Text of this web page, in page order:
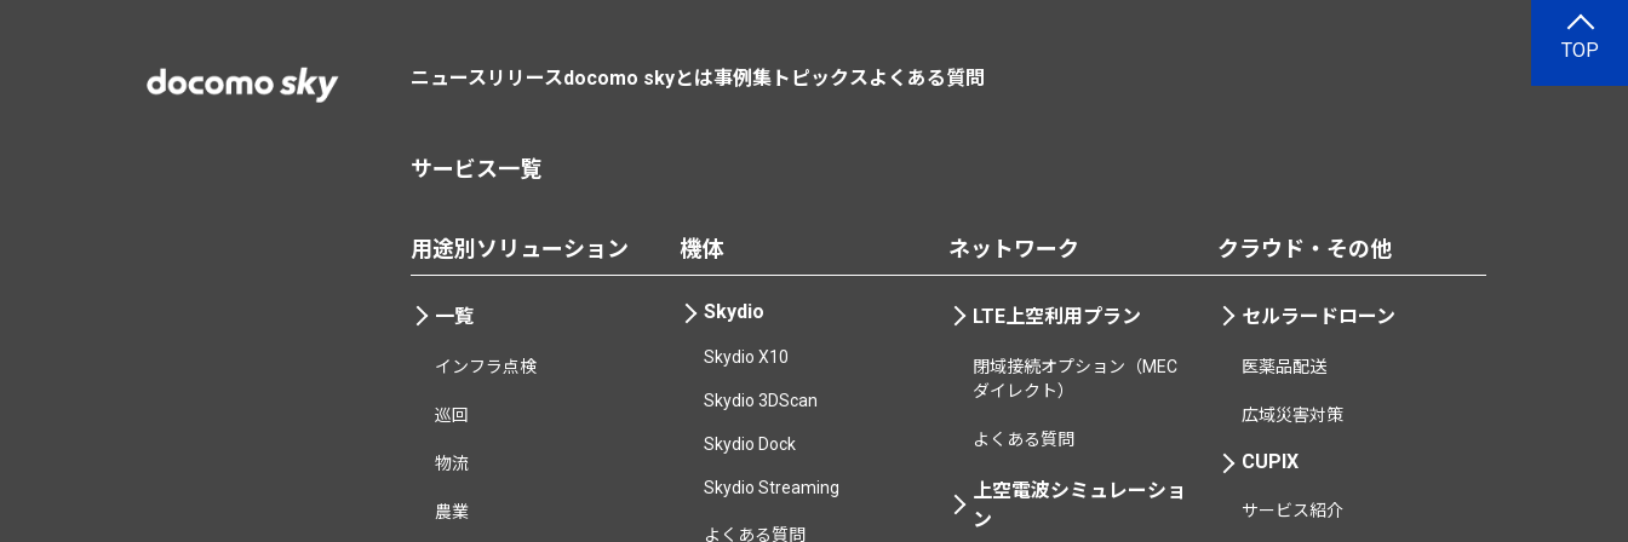
TOP
ニュースリリースdocomo skyとは事例集 トピックスよくある質問
サービス一覧
用途別ソリューション
一覧
インフラ点検
巡回
物流
農業
機体
Skydio
Skydio X10
Skydio 3DScan
Skydio Dock
Skydio Streaming
よくある質問
ネットワーク
LTE上空利用プラン
閉域接続オプション（MEC
ダイレクト）
よくある質問
上空電波シミュレーショ
ン
クラウド・その他
セルラードローン
医薬品配送
広域災害対策
CUPIX
サービス紹介